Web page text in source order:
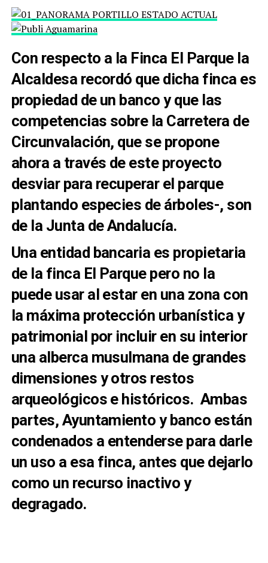
Con respecto a la Finca El Parque la
Alcaldesa recordó que dicha finca es
propiedad de un banco y que las
competencias sobre la Carretera de
Circunvalación, que se propone
ahora a través de este proyecto
desviar para recuperar el parque
plantando especies de árboles-, son
de la Junta de Andalucía.
Una entidad bancaria es propietaria
de la finca El Parque pero no la
puede usar al estar en una zona con
la máxima protección urbanística y
patrimonial por incluir en su interior
una alberca musulmana de grandes
dimensiones y otros restos
arqueológicos e históricos. Ambas
partes, Ayuntamiento y banco están
condenados a entenderse para darle
un uso a esa finca, antes que dejarlo
como un recurso inactivo y
degragado.